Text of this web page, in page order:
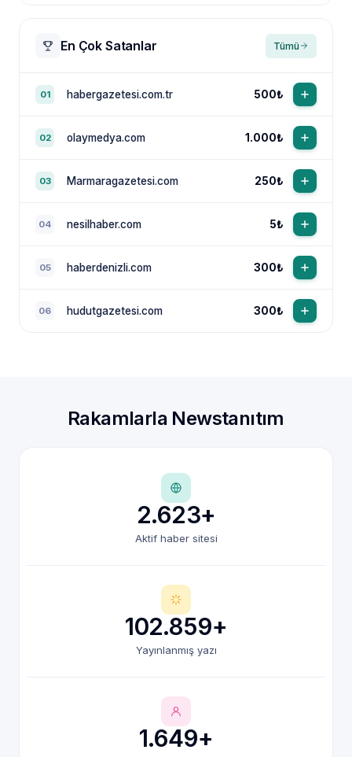
En Çok Satanlar Tümü
01 habergazetesi.com.tr 500₺
02 olaymedya.com 1.000₺
03 Marmaragazetesi.com 250₺
04 nesilhaber.com 5₺
05 haberdenizli.com 300₺
06 hudutgazetesi.com 300₺
Rakamlarla Newstanıtım
2.623+
Aktif haber sitesi
102.859+
Yayınlanmış yazı
1.649+